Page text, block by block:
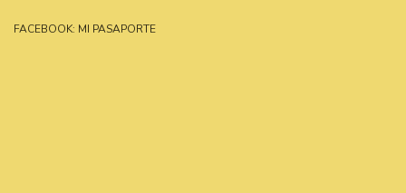
FACEBOOK: MI PASAPORTE